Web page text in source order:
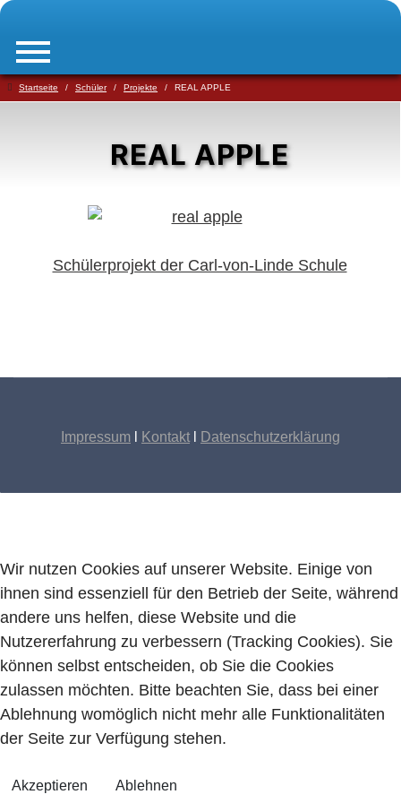
Startseite Schüler Projekte REAL APPLE
REAL APPLE
Schülerprojekt der Carl-von-Linde Schule
Impressum Kontakt Datenschutzerklärung
Wir nutzen Cookies auf unserer Website. Einige von
ihnen sind essenziell für den Betrieb der Seite, während
andere uns helfen, diese Website und die
Nutzererfahrung zu verbessern (Tracking Cookies). Sie
können selbst entscheiden, ob Sie die Cookies
zulassen möchten. Bitte beachten Sie, dass bei einer
Ablehnung womöglich nicht mehr alle Funktionalitäten
der Seite zur Verfügung stehen.
Akzeptieren Ablehnen